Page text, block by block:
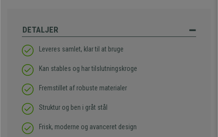
DETALJER
Leveres samlet, klar til at bruge
Kan stables og har tilslutningskroge
Fremstillet af robuste materialer
Struktur og ben i gråt stål
Frisk, moderne og avanceret design